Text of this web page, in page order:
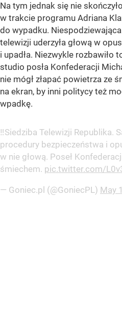
Na tym jednak się nie
w trakcie programu Adriana
do wypadku.
telewizji uderzyła głową w
i upadła. Niezwykle rozbawiło
studio posła Konfederacji
nie mógł złapać powietrza ze
na ekran, by inni politycy też
wpadkę.
‼️Siedziba Telewizji Republika.
procedury bezpieczeństwa i
w nie głową. Poseł
śmiechem. pic.twitter.com/
— Goniec.pl (@GoniecPL) May